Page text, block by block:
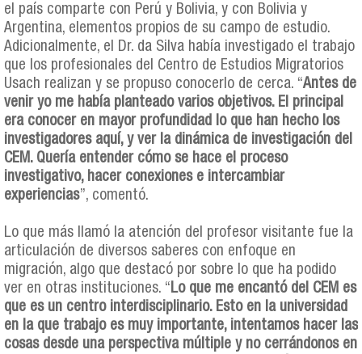
el país comparte con Perú y Bolivia, y con Bolivia y
Argentina, elementos propios de su campo de estudio.
Adicionalmente, el Dr. da Silva había investigado el trabajo
que los profesionales del Centro de Estudios Migratorios
Usach realizan y se propuso conocerlo de cerca. “Antes de
venir yo me había planteado varios objetivos. El principal
era conocer en mayor profundidad lo que han hecho los
investigadores aquí, y ver la dinámica de investigación del
CEM. Quería entender cómo se hace el proceso
investigativo, hacer conexiones e intercambiar
experiencias”, comentó.
Lo que más llamó la atención del profesor visitante fue la
articulación de diversos saberes con enfoque en
migración, algo que destacó por sobre lo que ha podido
ver en otras instituciones. “ Lo que me encantó del CEM es
que es un centro interdisciplinario. Esto en la universidad
en la que trabajo es muy importante, intentamos hacer las
cosas desde una perspectiva múltiple y no cerrándonos en